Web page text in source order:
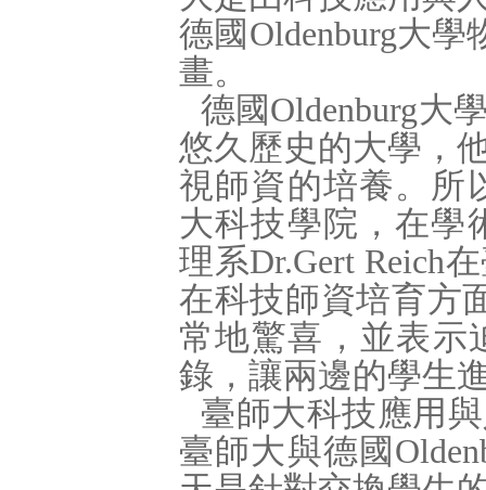
德國 Oldenburg大學
畫。
德國 Oldenburg大
悠久歷史的大學，
視師資的培養。所
大科技學院，在學
理系Dr.Gert Reich
在科技師資培育方
常地驚喜，並表示
錄，讓兩邊的學生
臺師大科技應用
臺師大與德國